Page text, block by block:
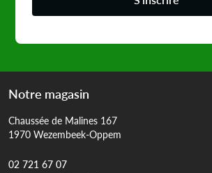
Notre magasin
Chaussée de Malines 167
1970 Wezembeek-Oppem
02 721 67 07